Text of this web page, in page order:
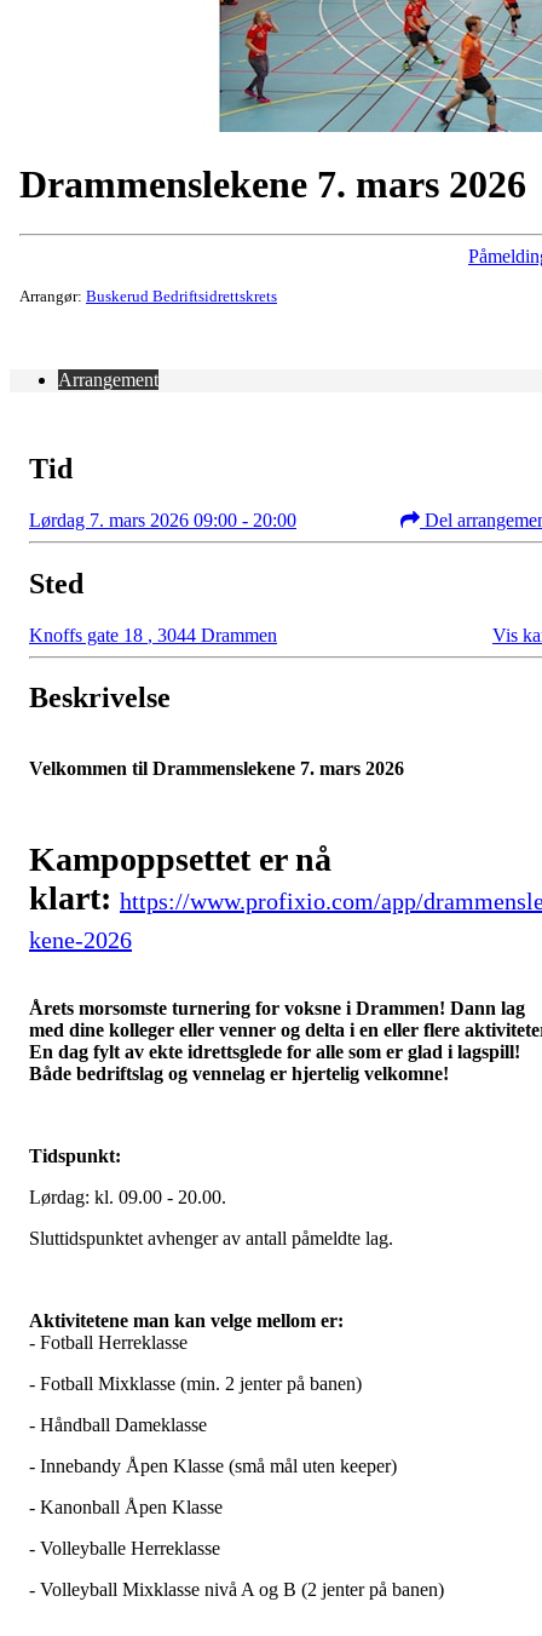
Drammenslekene 7. mars 2026
Arrangør: Buskerud Bedriftsidrettskrets
Arrangement
Tid
Lørdag 7. mars 2026 09:00 - 20:00 Del
Sted
Knoffs gate 18 , 3044 Drammen Vis
Beskrivelse
Velkommen til Drammenslekene 7. mars 2026
Kampoppsettet er nå
klart: https://www.profixio.com/app/
kene-2026
Årets morsomste turnering for voksne i Drammen! Dann lag
med dine kolleger eller venner og delta i en eller flere
En dag fylt av ekte idrettsglede for alle som er glad i lagspill!
Både bedriftslag og vennelag er hjertelig velkomne!
Tidspunkt:
Lørdag: kl. 09.00 - 20.00.
Sluttidspunktet avhenger av antall påmeldte lag.
Aktivitetene man kan velge mellom er:
- Fotball Herreklasse
- Fotball Mixklasse (min. 2 jenter på banen)
- Håndball Dameklasse
- Innebandy Åpen Klasse (små mål uten keeper)
- Kanonball Åpen Klasse
- Volleyballe Herreklasse
- Volleyball Mixklasse nivå A og B (2 jenter på banen)